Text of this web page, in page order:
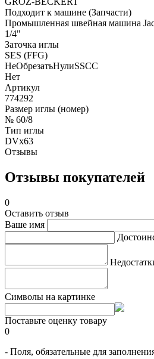
Подходит к машине (Запчасти)
Промышленная швейная машина
1/4"
Заточка иглы
SES (FFG)
НеОбрезатьНулиSSCC
Нет
Артикул
774292
Размер иглы (номер)
№ 60/8
Тип иглы
DVx63
Отзывы
Отзывы покупателей
0
Оставить отзыв
Ваше имя
Символы на картинке
Поставьте оценку товару
0
- Поля, обязательные для